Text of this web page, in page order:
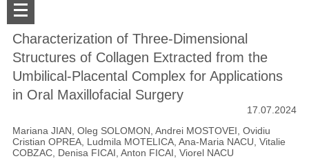
Characterization of Three-Dimensional
Structures of Collagen Extracted from the
Umbilical-Placental Complex for Applications
in Oral Maxillofacial Surgery
17.07.2024
Mariana JIAN, Oleg SOLOMON, Andrei MOSTOVEI, Ovidiu
Cristian OPREA, Ludmila MOTELICA, Ana-Maria NACU, Vitalie
COBZAC, Denisa FICAI, Anton FICAI, Viorel NACU